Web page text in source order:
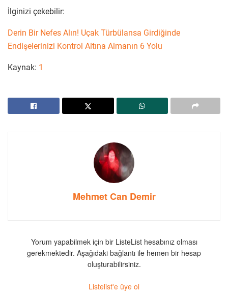
İlginizi çekebilir:
Derin Bir Nefes Alın! Uçak Türbülansa Girdiğinde
Endişelerinizi Kontrol Altına Almanın 6 Yolu
Kaynak: 1
Mehmet Can Demir
Yorum yapabilmek için bir ListeList hesabınız olması
gerekmektedir. Aşağıdaki bağlantı ile hemen bir hesap
oluşturabilirsiniz.
Listelist'e üye ol